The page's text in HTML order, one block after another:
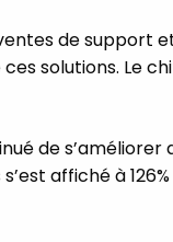
de support
solutions. Le
de s’améliorer
affiché à 126%